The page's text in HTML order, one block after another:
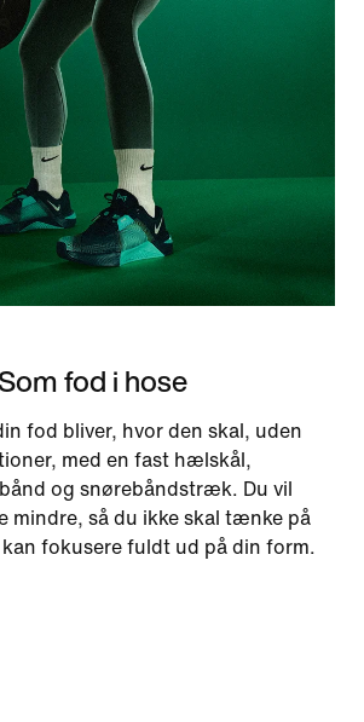
fod i hose
fod bliver, hvor den skal, uden
med en fast hælskål,
og snørebåndstræk. Du vil
mindre, så du ikke skal tænke på
fokusere fuldt ud på din form.